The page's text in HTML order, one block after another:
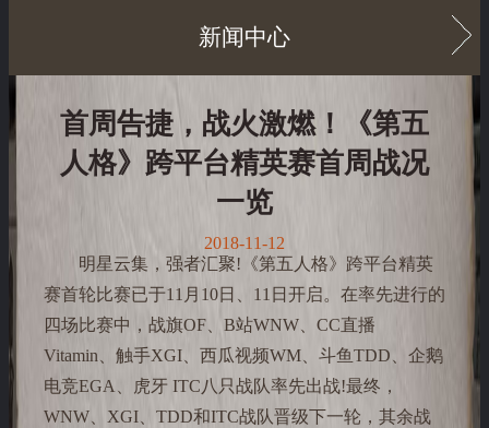
新闻中心
首周告捷，战火激燃！《第五
人格》跨平台精英赛首周战况
一览
2018-11-12
明星云集，强者汇聚!《第五人格》跨平台精英
赛首轮比赛已于11月10日、11日开启。在率先进行的
四场比赛中，战旗OF、B站WNW、CC直播
Vitamin、触手XGI、西瓜视频WM、斗鱼TDD、企鹅
电竞EGA、虎牙 ITC八只战队率先出战!最终，
WNW、XGI、TDD和ITC战队晋级下一轮，其余战